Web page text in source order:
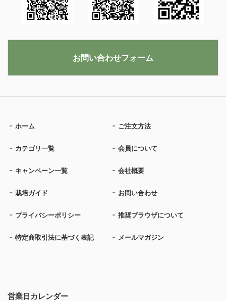
営業日カレンダー
ホーム ご注文方法
カテゴリ一覧 会員について
キャンペーン一覧 会社概要
栽培ガイド お問い合わせ
プライバシーポリシー 推奨ブラウザについて
特定商取引法に基づく表記 メールマガジン
お問い合わせフォーム